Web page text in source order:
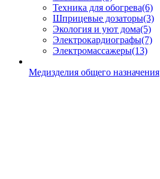
Техника для обогрева(6)
Шприцевые дозаторы(3)
Экология и уют дома(5)
Электрокардиографы(7)
Электромассажеры(13)
Медизделия общего назначения